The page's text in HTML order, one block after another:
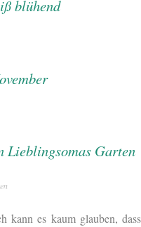
kann es kaum glauben, dass